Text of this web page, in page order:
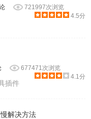
721997次浏览
4.5分
677471次浏览
4.1分
插件
解决方法